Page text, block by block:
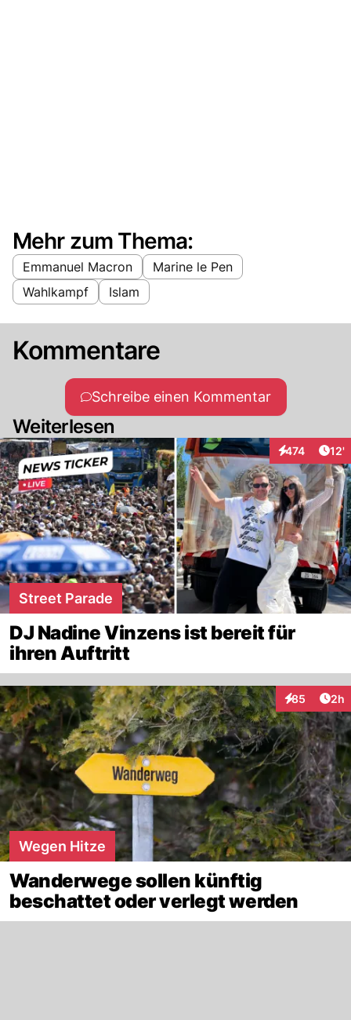
Mehr zum Thema:
Emmanuel Macron
Marine le Pen
Wahlkampf
Islam
Kommentare
Schreibe einen Kommentar
Weiterlesen
474
Interaktionen
12'
Street Parade
DJ Nadine Vinzens ist bereit für
ihren Auftritt
85
Interaktionen
2h
Wegen Hitze
Wanderwege sollen künftig
beschattet oder verlegt werden